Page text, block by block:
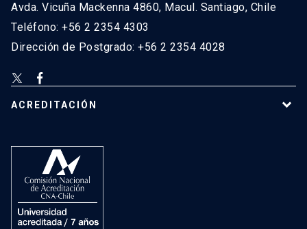
Avda. Vicuña Mackenna 4860, Macul. Santiago, Chile
Teléfono: +56 2 2354 4303
Dirección de Postgrado: +56 2 2354 4028
ACREDITACIÓN